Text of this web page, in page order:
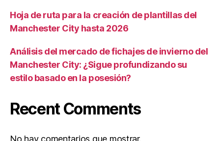
Hoja de ruta para la creación de plantillas del
Manchester City hasta 2026
Análisis del mercado de fichajes de invierno del
Manchester City: ¿Sigue profundizando su
estilo basado en la posesión?
Recent Comments
No hay comentarios que mostrar.